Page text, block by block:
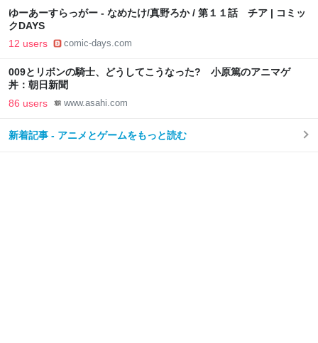
ゆーあーすらっがー - なめたけ/真野ろか / 第１１話 チア | コミッ
クDAYS
12 users comic-days.com
009とリボンの騎士、どうしてこうなった? 小原篤のアニマゲ
丼：朝日新聞
86 users www.asahi.com
新着記事 - アニメとゲームをもっと読む